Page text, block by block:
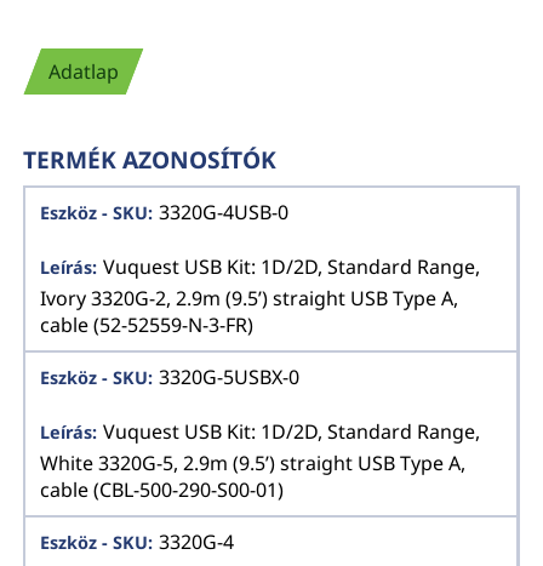
Adatlap
TERMÉK AZONOSÍTÓK
3320G-4USB-0
Vuquest USB Kit: 1D/2D, Standard Range,
Ivory 3320G-2, 2.9m (9.5’) straight USB Type A,
cable (52-52559-N-3-FR)
3320G-5USBX-0
Vuquest USB Kit: 1D/2D, Standard Range,
White 3320G-5, 2.9m (9.5’) straight USB Type A,
cable (CBL-500-290-S00-01)
3320G-4